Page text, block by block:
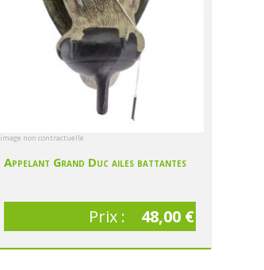
image non contractuelle
Appelant Grand Duc ailes battantes
Prix : 48,00 €